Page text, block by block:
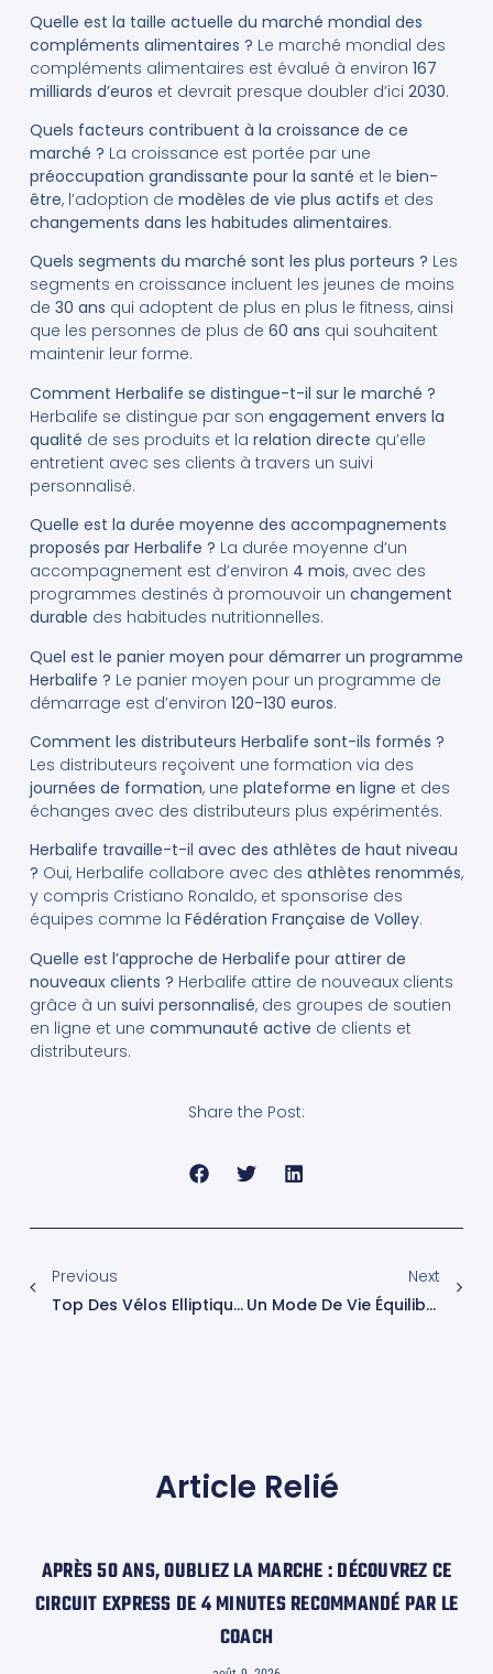
Quelle est la taille actuelle du marché mondial des
compléments alimentaires ? Le marché mondial des
compléments alimentaires est évalué à environ 167
milliards d’euros et devrait presque doubler d’ici 2030.
Quels facteurs contribuent à la croissance de ce
marché ? La croissance est portée par une
préoccupation grandissante pour la santé et le bien-
être, l’adoption de modèles de vie plus actifs et des
changements dans les habitudes alimentaires.
Quels segments du marché sont les plus porteurs ? Les
segments en croissance incluent les jeunes de moins
de 30 ans qui adoptent de plus en plus le fitness, ainsi
que les personnes de plus de 60 ans qui souhaitent
maintenir leur forme.
Comment Herbalife se distingue-t-il sur le marché ?
Herbalife se distingue par son engagement envers la
qualité de ses produits et la relation directe qu’elle
entretient avec ses clients à travers un suivi
personnalisé.
Quelle est la durée moyenne des accompagnements
proposés par Herbalife ? La durée moyenne d’un
accompagnement est d’environ 4 mois, avec des
programmes destinés à promouvoir un changement
durable des habitudes nutritionnelles.
Quel est le panier moyen pour démarrer un programme
Herbalife ? Le panier moyen pour un programme de
démarrage est d’environ 120-130 euros.
Comment les distributeurs Herbalife sont-ils formés ?
Les distributeurs reçoivent une formation via des
journées de formation, une plateforme en ligne et des
échanges avec des distributeurs plus expérimentés.
Herbalife travaille-t-il avec des athlètes de haut niveau
? Oui, Herbalife collabore avec des athlètes renommés,
y compris Cristiano Ronaldo, et sponsorise des
équipes comme la Fédération Française de Volley.
Quelle est l’approche de Herbalife pour attirer de
nouveaux clients ? Herbalife attire de nouveaux clients
grâce à un suivi personnalisé, des groupes de soutien
en ligne et une communauté active de clients et
distributeurs.
Share the Post:
Previous
Top Des Vélos Elliptiques Accessibles À Moins De 300 € : Notre Sélection Incontournable
Next
Un Mode De Vie Équilibré Peut Surmonter Les Impacts Des Gènes Défavorables!
Article Relié
APRÈS 50 ANS, OUBLIEZ LA MARCHE : DÉCOUVREZ CE
CIRCUIT EXPRESS DE 4 MINUTES RECOMMANDÉ PAR LE
COACH